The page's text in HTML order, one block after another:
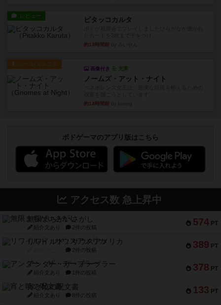
レビュー ピタッコカルタ
約13時間前
ルール/インスト
画像付き 充実
ノームズ・アット・ナイト
約14時間前
ボドゲーマのアプリ版はこちら
アクセス数 急上昇中
574 PT
無限まちがいさがし
紹介文あり 2件の投稿
389 PT
リワイルド：サウスアメリカ
2件の投稿
378 PT
アンダー・ザ・テーブラー
紹介文あり 1件の投稿
133 PT
宵と暁の呪文書
紹介文あり 8件の投稿